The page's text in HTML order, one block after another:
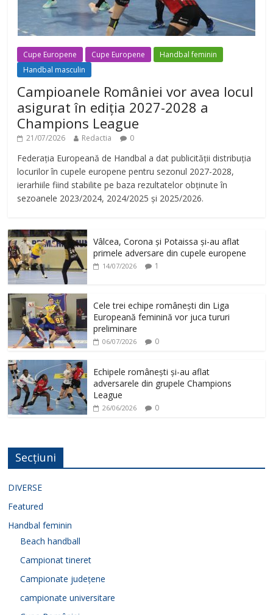
Cupe Europene Cupe Europene
Handbal feminin
Handbal masculin
Campioanele României vor avea locul
asigurat în ediția 2027-2028 a
Champions League
21/07/2026 Redactia 0
Federația Europeană de Handbal a dat publicității distribuția
locurilor în cupele europene pentru sezonul 2027-2028,
ierarhiile fiind stabilite pe baza rezultatelor obținute în
sezoanele 2023/2024, 2024/2025 și 2025/2026.
Vâlcea, Corona și Potaissa și-au aflat
primele adversare din cupele europene
14/07/2026 1
Cele trei echipe românești din Liga
Europeană feminină vor juca tururi
preliminare
06/07/2026 0
Echipele românești și-au aflat
adversarele din grupele Champions
League
26/06/2026 0
Secțiuni
DIVERSE
Featured
Handbal feminin
Beach handball
Campionat tineret
Campionate județene
campionate universitare